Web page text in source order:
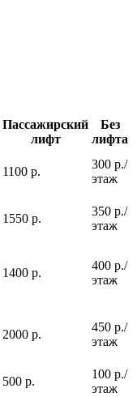
Пассажирский
лифт
Без
лифта
1100 р.
300 р./
этаж
1550 р.
350 р./
этаж
1400 р.
400 р./
этаж
2000 р.
450 р./
этаж
500 р.
100 р./
этаж